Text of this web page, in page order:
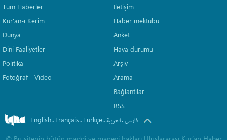
Tüm Haberler
Kur'an-ı Kerim
Dünya
Dini Faaliyetler
Politika
Fotoğraf - Video
İletişim
Haber mektubu
Anket
Hava durumu
Arşiv
Arama
Bağlantılar
RSS
English. Français.Türkçe. العربیة.فارسی